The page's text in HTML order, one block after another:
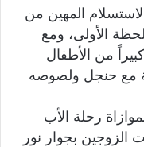
المهين من
الأولى، ومع
من الأطفال
مع حنجل ولصوصه
رحلة الأب
الزوجين بجوار نور